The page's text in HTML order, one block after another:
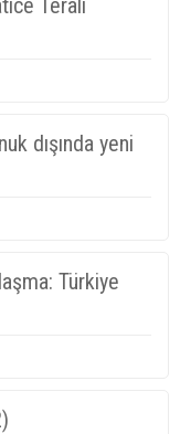
Teralı
dışında yeni
Türkiye